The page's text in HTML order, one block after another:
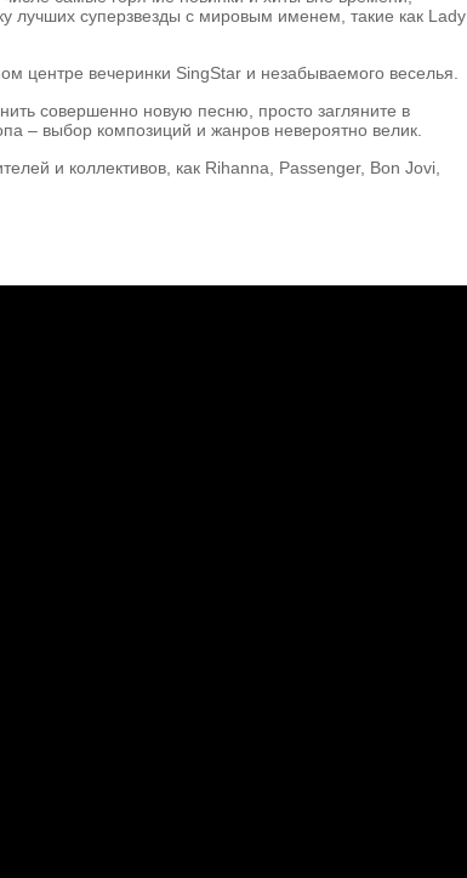
лучших суперзвезды с мировым именем, такие как Lady
центре вечеринки SingStar и незабываемого веселья.
совершенно новую песню, просто загляните в
– выбор композиций и жанров невероятно велик.
и коллективов, как Rihanna, Passenger, Bon Jovi,